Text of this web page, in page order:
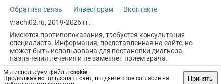
Мы используем файлы cookie.
Продолжая использовать сайт, вы даете свое согласие на
Принять
Обратная связь Инвесторам
Вконтакте
vrachi02.ru, 2019-2026 гг.
Имеются противопоказания, требуется консультация
специалиста. Информация, представленная на сайте, не
может быть использована для постановки диагноза,
назначения лечения и не заменяет прием врача.
Возрастное ограничение: 18+